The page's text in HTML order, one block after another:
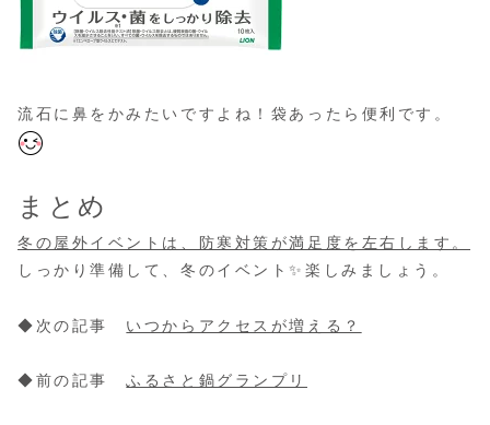
流石に鼻をかみたいですよね！袋あったら便利です。
まとめ
冬の屋外イベントは、防寒対策が満足度を左右します。
しっかり準備して、冬のイベント✨楽しみましょう。
◆次の記事 いつからアクセスが増える？
◆前の記事ふるさと鍋グランプリ